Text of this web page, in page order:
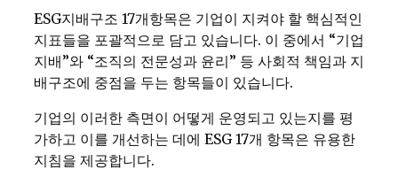
ESG지배구조 17개항목은 기업이 지켜야 할 핵심적인
지표들을 포괄적으로 담고 있습니다. 이 중에서 “기업
지배”와 “조직의 전문성과 윤리” 등 사회적 책임과 지
배구조에 중점을 두는 항목들이 있습니다.
기업의 이러한 측면이 어떻게 운영되고 있는지를 평
가하고 이를 개선하는 데에 ESG 17개 항목은 유용한
지침을 제공합니다.